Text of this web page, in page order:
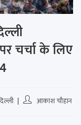
चर्चा के लिए
आकाश चौहान